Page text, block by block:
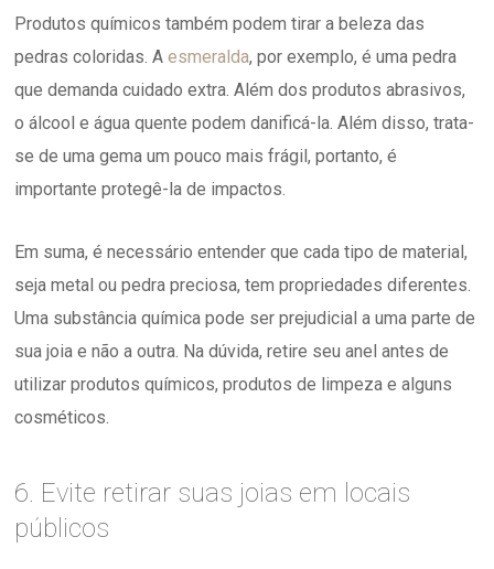
Produtos químicos também podem tirar a beleza das
pedras coloridas. Aesmeralda, por exemplo, é uma pedra
que demanda cuidado extra. Além dos produtos abrasivos,
o álcool e água quente podem danificá-la. Além disso, trata-
se de uma gema um pouco mais frágil, portanto, é
importante protegê-la de impactos.
Em suma, é necessário entender que cada tipo de material,
seja metal ou pedra preciosa, tem propriedades diferentes.
Uma substância química pode ser prejudicial a uma parte de
sua joia e não a outra. Na dúvida, retire seu anel antes de
utilizar produtos químicos, produtos de limpeza e alguns
cosméticos.
6. Evite retirar suas joias em locais
públicos